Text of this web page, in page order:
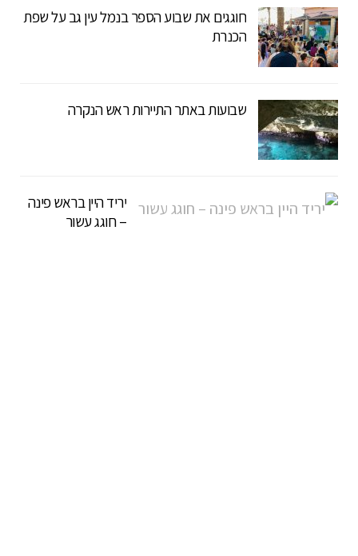
חוגגים את שבוע הספר בנמל עין גב על שפת
הכנרת
שבועות באתר התיירות ראש הנקרה
יריד היין בראש פינה
– חוגג עשור